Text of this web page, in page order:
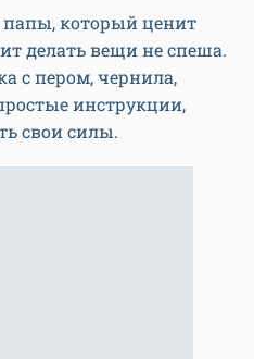
который ценит
делать вещи не спеша.
с пером, чернила,
инструкции,
свои силы.